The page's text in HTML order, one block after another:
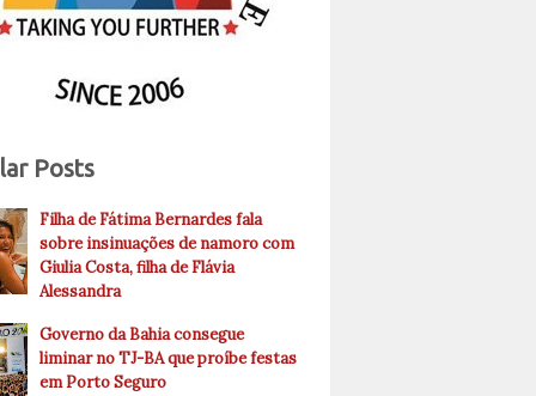
Posts
Filha de Fátima Bernardes fala
sobre insinuações de namoro com
Giulia Costa, filha de Flávia
Alessandra
Governo da Bahia consegue
liminar no TJ-BA que proíbe festas
em Porto Seguro